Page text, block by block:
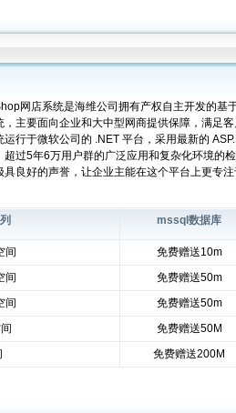
网店系统是海维公司拥有产权自主开发的基
，主要面向企业和大中型网商提供保障，满足
运行于微软公司的 .NET 平台，采用最新的
超过5年6万用户群的广泛应用和复杂化环境的
具良好的声誉，让企业主能在这个平台上更专注
mssql数据库
间 免费赠送10m
间
免费赠送50m
间
免费赠送50m
免费赠送50M
免费赠送200M